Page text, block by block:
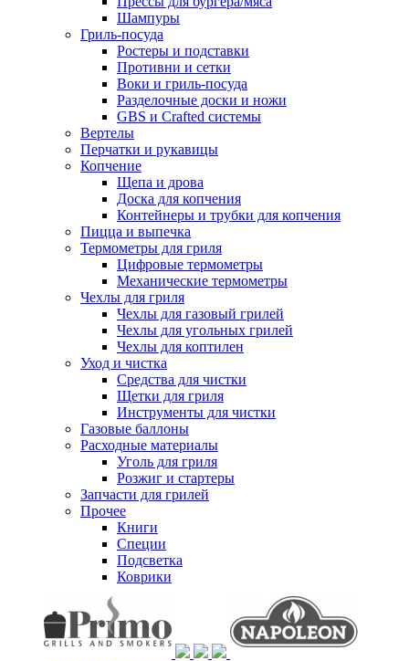
Шампуры
Гриль-посуда
Ростеры и подставки
Противни и сетки
Воки и гриль-посуда
Разделочные доски и ножи
GBS и Crafted системы
Вертелы
Перчатки и рукавицы
Копчение
Щепа и дрова
Доска для копчения
Контейнеры и трубки для копчения
Пицца и выпечка
Термометры для гриля
Цифровые термометры
Механические термометры
Чехлы для гриля
Чехлы для газовый грилей
Чехлы для угольных грилей
Чехлы для коптилен
Уход и чистка
Средства для чистки
Щетки для гриля
Инструменты для чистки
Газовые баллоны
Расходные материалы
Уголь для гриля
Розжиг и стартеры
Запчасти для грилей
Прочее
Книги
Специи
Подсветка
Коврики